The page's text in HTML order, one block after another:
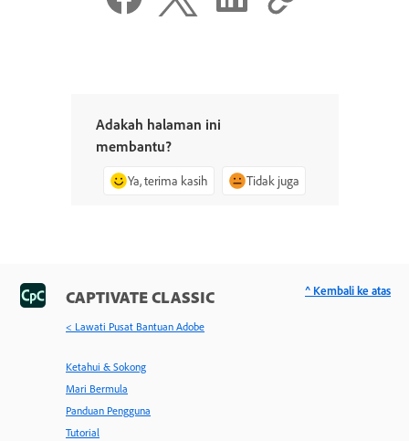
Adakah halaman ini
membantu?
Ya, terima kasih Tidak juga
CAPTIVATE CLASSIC
< Lawati Pusat Bantuan Adobe
Ketahui & Sokong
Mari Bermula
Panduan Pengguna
Tutorial
^ Kembali ke atas